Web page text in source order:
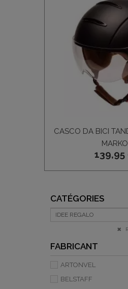
CASCO DA BICI
MARKO
139,95
CATÉGORIES
IDEE REGALO
FABRICANT
ARTONVEL
BELSTAFF